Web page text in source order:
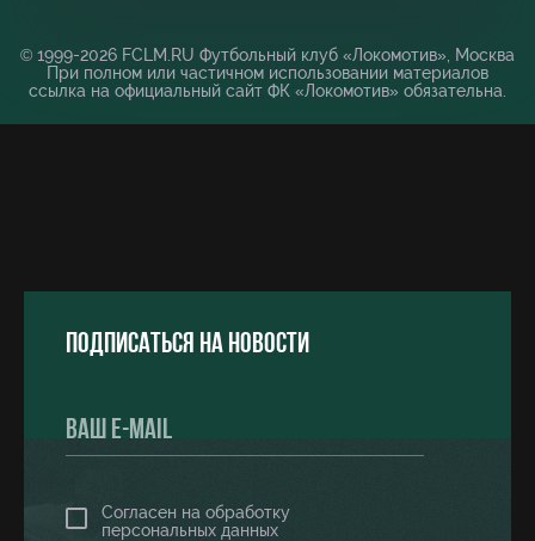
© 1999-2026 FCLM.RU Футбольный клуб «Локомотив», Москва
При полном или частичном использовании материалов
ссылка на официальный сайт ФК «Локомотив» обязательна.
Подписаться на новости
Согласен на обработку
персональных данных